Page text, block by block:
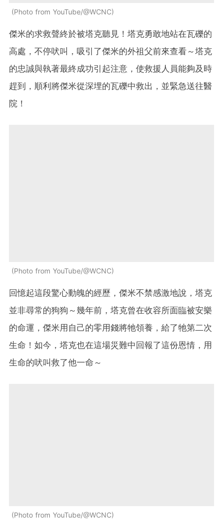
Photo from YouTube/@WCNC
傑米的求救聲終於被塔克聽見！塔克勇敢地站在瓦礫的
高處，不停吠叫，吸引了傑米的外祖父前來查看～塔克
的忠誠與執著最終成功引起注意，使救援人員能夠及時
趕到，順利將傑米從深埋的瓦礫中救出，並緊急送往醫
院！
Photo from YouTube/@WCNC
回憶起這段驚心動魄的經歷，傑米不禁感激地說，塔克
並非尋常的狗狗～幾年前，塔克曾在收容所面臨被安樂
的命運，傑米用自己的零用錢將牠領養，給了牠第二次
生命！如今，塔克也在這場災難中回報了這份恩情，用
生命的吠叫救了他一命～
Photo from YouTube/@WCNC